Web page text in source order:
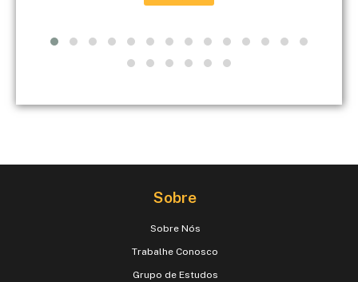
Sobre
Sobre Nós
Trabalhe Conosco
Grupo de Estudos